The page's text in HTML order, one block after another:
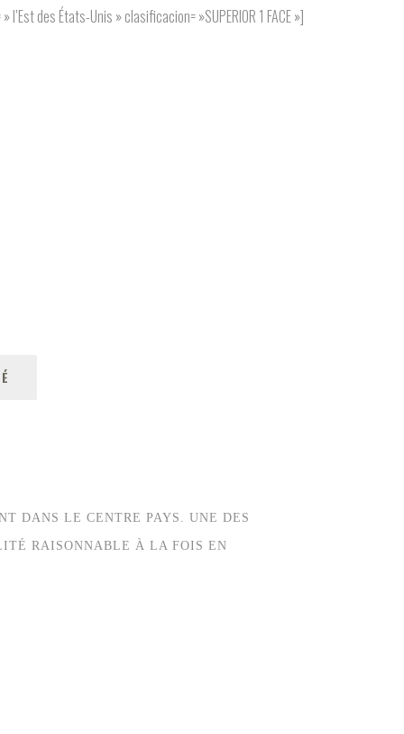
des États-Unis » clasificacion= »SUPERIOR 1 FACE »]
DANS LE CENTRE PAYS. UNE DES
RAISONNABLE À LA FOIS EN